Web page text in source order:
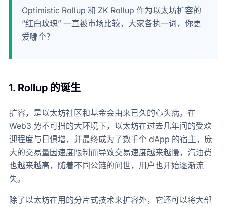
Optimistic Rollup 和 ZK Rollup 作为以太坊扩容的
“红白玫瑰” 一直被市场比较，大家各执一词，你更
爱哪个？
1. Rollup 的诞生
扩容，是以太坊社区和基金会由来已久的心头病。在
Web3 势不可挡的大环境下，以太坊在过去几年间的受欢
迎程度与日俱增，并最终成为了数千个 dApp 的宿主，庞
大的交易量因速度限制而导致交易速度越来越慢，汽油费
也越来越高，随着不同公链的问世，用户也开始逐渐流
失。
除了以太坊在用的分片式技术来扩容外，它还可以将大部